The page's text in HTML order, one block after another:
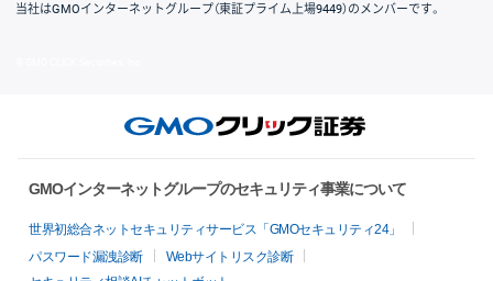
当社はGMOインターネットグループ（東証プライム上場9449）のメンバーです。
GMOインターネットグループのセキュリティ事業について
世界初総合ネットセキュリティサービス「GMOセキュリティ24」
パスワード漏洩診断
Webサイトリスク診断